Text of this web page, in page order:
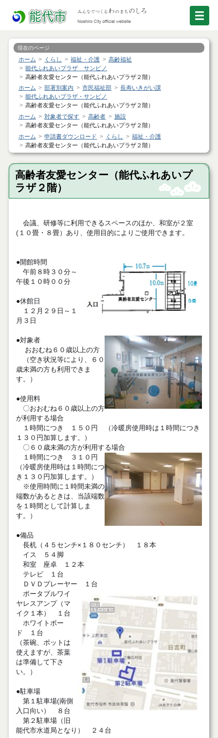
現在のページ
ホーム くらし 福祉・介護
高齢福祉
能代ふれあいプラザ サンピノ
高齢者友愛センター（能代ふれあいプラザ２階）
ホーム
部署別案内 市民福祉部
長寿いきがい課
能代ふれあいプラザ・サンピノ
高齢者友愛センター（能代ふれあいプラザ２階）
ホーム
対象者で探す 高齢者
施設
高齢者友愛センター（能代ふれあいプラザ２階）
ホーム
申請書ダウンロード くらし
福祉・介護
高齢者友愛センター（能代ふれあいプラザ２階）
高齢者友愛センター（能代ふれあいプ
ラザ２階）
会議、研修等に利用できるスペースのほか、和室が２室
(１０畳・８畳）あり、使用目的によりご使用できます。
●開館時間
午前８時３０分～
午後１０時００分
●休館日
１２月２９日～１
月３日
●対象者
おおむね６０歳以上の方
（空き状況等により、６０
歳未満の方も利用できま
す。）
●使用料
〇おおむね６０歳以上の方
が利用する場合
１時間につき １５０円 （冷暖房使用時は１時間につき
１３０円加算します。）
〇６０歳未満の方が利用する場合
１時間につき ３１０円
（冷暖房使用時は１時間につ
き１３０円加算します。）
※使用時間に１時間未満の
端数があるときは、当該端数
を１時間として計算しま
す。）
●備品
長机（４５センチ×１８０センチ） １８本
イス ５４脚
和室 座卓 １２本
テレビ １台
ＤＶＤプレーヤー １台
ポータブルワイ
ヤレスアンプ（マ
イク１本） １台
ホワイトボー
ド １台
（茶碗、ポットは
使えますが、茶葉
は準備して下さ
い。）
●駐車場
第１駐車場(南側
入口向い） ８台
第２駐車場（旧
能代市水道局となり） ２４台